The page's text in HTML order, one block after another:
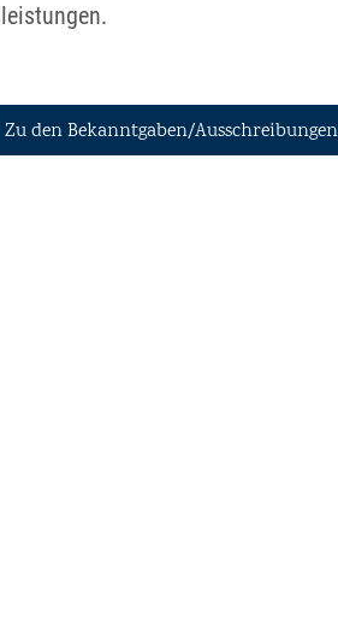
Zu den Bekanntgaben/Ausschreibungen